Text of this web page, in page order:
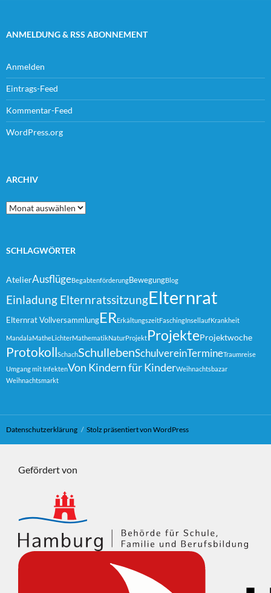
ANMELDUNG & RSS ABONNEMENT
Anmelden
Eintrags-Feed
Kommentar-Feed
WordPress.org
ARCHIV
Archiv
SCHLAGWÖRTER
AtelierAusflügeBegabtenförderungBewegungBlog
Einladung ElternratssitzungElternrat
Elternrat VollversammlungERErkältungszeitFaschingInsellaufKrankheit
MandalaMatheLichterMathematikNaturProjektProjekteProjektwoche
ProtokollSchachSchullebenSchulvereinTermineTraumreise
Umgang mit InfektenVon Kindern für KinderWeihnachtsbazar
Weihnachtsmarkt
Datenschutzerklärung Stolz präsentiert von WordPress
Gefördert von